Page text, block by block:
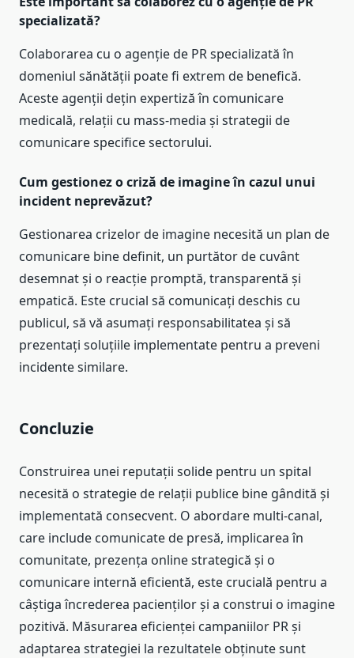
specializată?
Colaborarea cu o agenție de PR specializată în
domeniul sănătății poate fi extrem de benefică.
Aceste agenții dețin expertiză în comunicare
medicală, relații cu mass-media și strategii de
comunicare specifice sectorului.
Cum gestionez o criză de imagine în cazul unui
incident neprevăzut?
Gestionarea crizelor de imagine necesită un plan de
comunicare bine definit, un purtător de cuvânt
desemnat și o reacție promptă, transparentă și
empatică. Este crucial să comunicați deschis cu
publicul, să vă asumați responsabilitatea și să
prezentați soluțiile implementate pentru a preveni
incidente similare.
Concluzie
Construirea unei reputații solide pentru un spital
necesită o strategie de relații publice bine gândită și
implementată consecvent. O abordare multi-canal,
care include comunicate de presă, implicarea în
comunitate, prezența online strategică și o
comunicare internă eficientă, este crucială pentru a
câștiga încrederea pacienților și a construi o imagine
pozitivă. Măsurarea eficienței campaniilor PR și
adaptarea strategiei la rezultatele obținute sunt